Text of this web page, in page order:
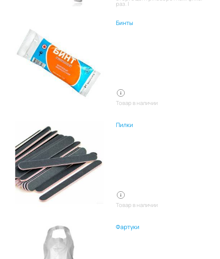
раз. l
Бинты
Товар в наличии
Пилки
Товар в наличии
Фартуки